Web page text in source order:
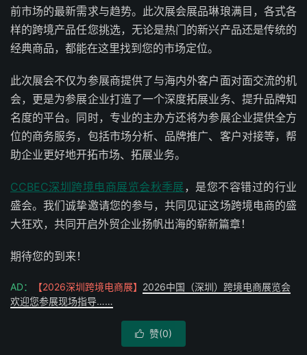
前市场的最新需求与趋势。此次展会展品琳琅满目，各式各
样的跨境产品任您挑选，无论是热门的新兴产品还是传统的
经典商品，都能在这里找到您的市场定位。
此次展会不仅为参展商提供了与海内外客户面对面交流的机
会，更是为参展企业打造了一个深度拓展业务、提升品牌知
名度的平台。同时，专业的主办方还将为参展企业提供全方
位的商务服务，包括市场分析、品牌推广、客户对接等，帮
助企业更好地开拓市场、拓展业务。
CCBEC深圳跨境电商展览会秋季展 ，是您不容错过的行业
盛会。我们诚挚邀请您的参与，共同见证这场跨境电商的盛
大狂欢，共同开启外贸企业扬帆出海的崭新篇章！
期待您的到来！
AD： 【2026深圳跨境电商展】 2026中国（深圳）跨境电商展览会
欢迎您参展现场指导……
 赞(0)